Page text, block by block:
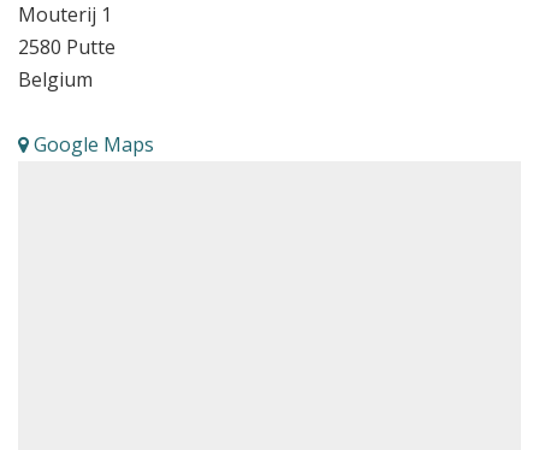
Mouterij 1
2580 Putte
Belgium
Google Maps